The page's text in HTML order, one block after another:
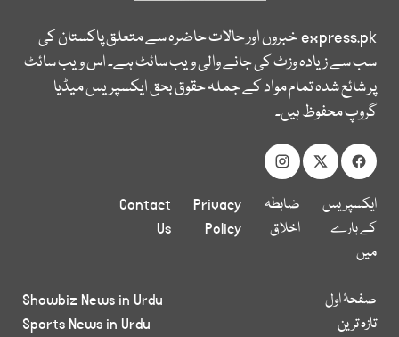
express.pkخبروں اور حالات حاضرہ سے متعلق پاکستان کی
سب سے زیادہ وزٹ کی جانے والی ویب سائٹ ہے۔ اس ویب سائٹ
پر شائع شدہ تمام مواد کے جملہ حقوق بحق ایکسپریس میڈیا
گروپ محفوظ ہیں۔
ایکسپریس
کے بارے
میں
ضابطہ
اخلاق
Privacy
Policy
Contact
Us
صفحۂ اول
تازہ ترین
Showbiz News in Urdu
Sports News in Urdu